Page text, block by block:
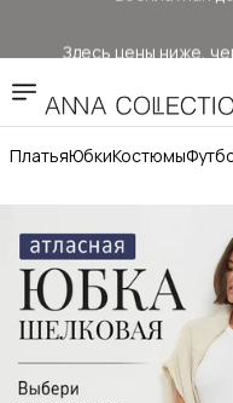
Прямые
Официальный
Бесплатная
ПлатьяЮбкиКостюмы